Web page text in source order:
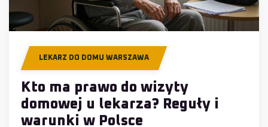
LEKARZ DO DOMU WARSZAWA
Kto ma prawo do wizyty
domowej u lekarza? Reguły i
warunki w Polsce